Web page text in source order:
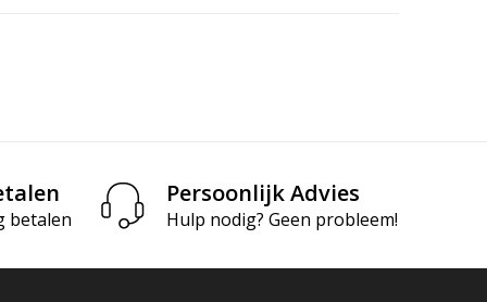
betalen
Persoonlijk Advies
Hulp nodig? Geen probleem!